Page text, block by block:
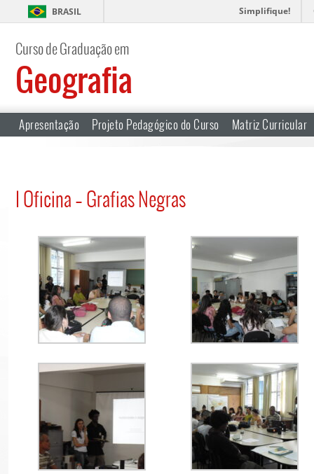
BRASIL Simplifique!
Curso de Graduação em
Geografia
Apresentação Projeto Pedagógico do Curso Matriz Curricular
I Oficina – Grafias Negras